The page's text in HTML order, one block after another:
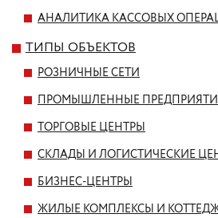
АНАЛИТИКА КАССОВЫХ
ТИПЫ ОБЪЕКТОВ
РОЗНИЧНЫЕ СЕТИ
ПРОМЫШЛЕННЫЕ
ТОРГОВЫЕ ЦЕНТРЫ
СКЛАДЫ И ЛОГИСТИЧЕСКИЕ
БИЗНЕС-ЦЕНТРЫ
ЖИЛЫЕ КОМПЛЕКСЫ И